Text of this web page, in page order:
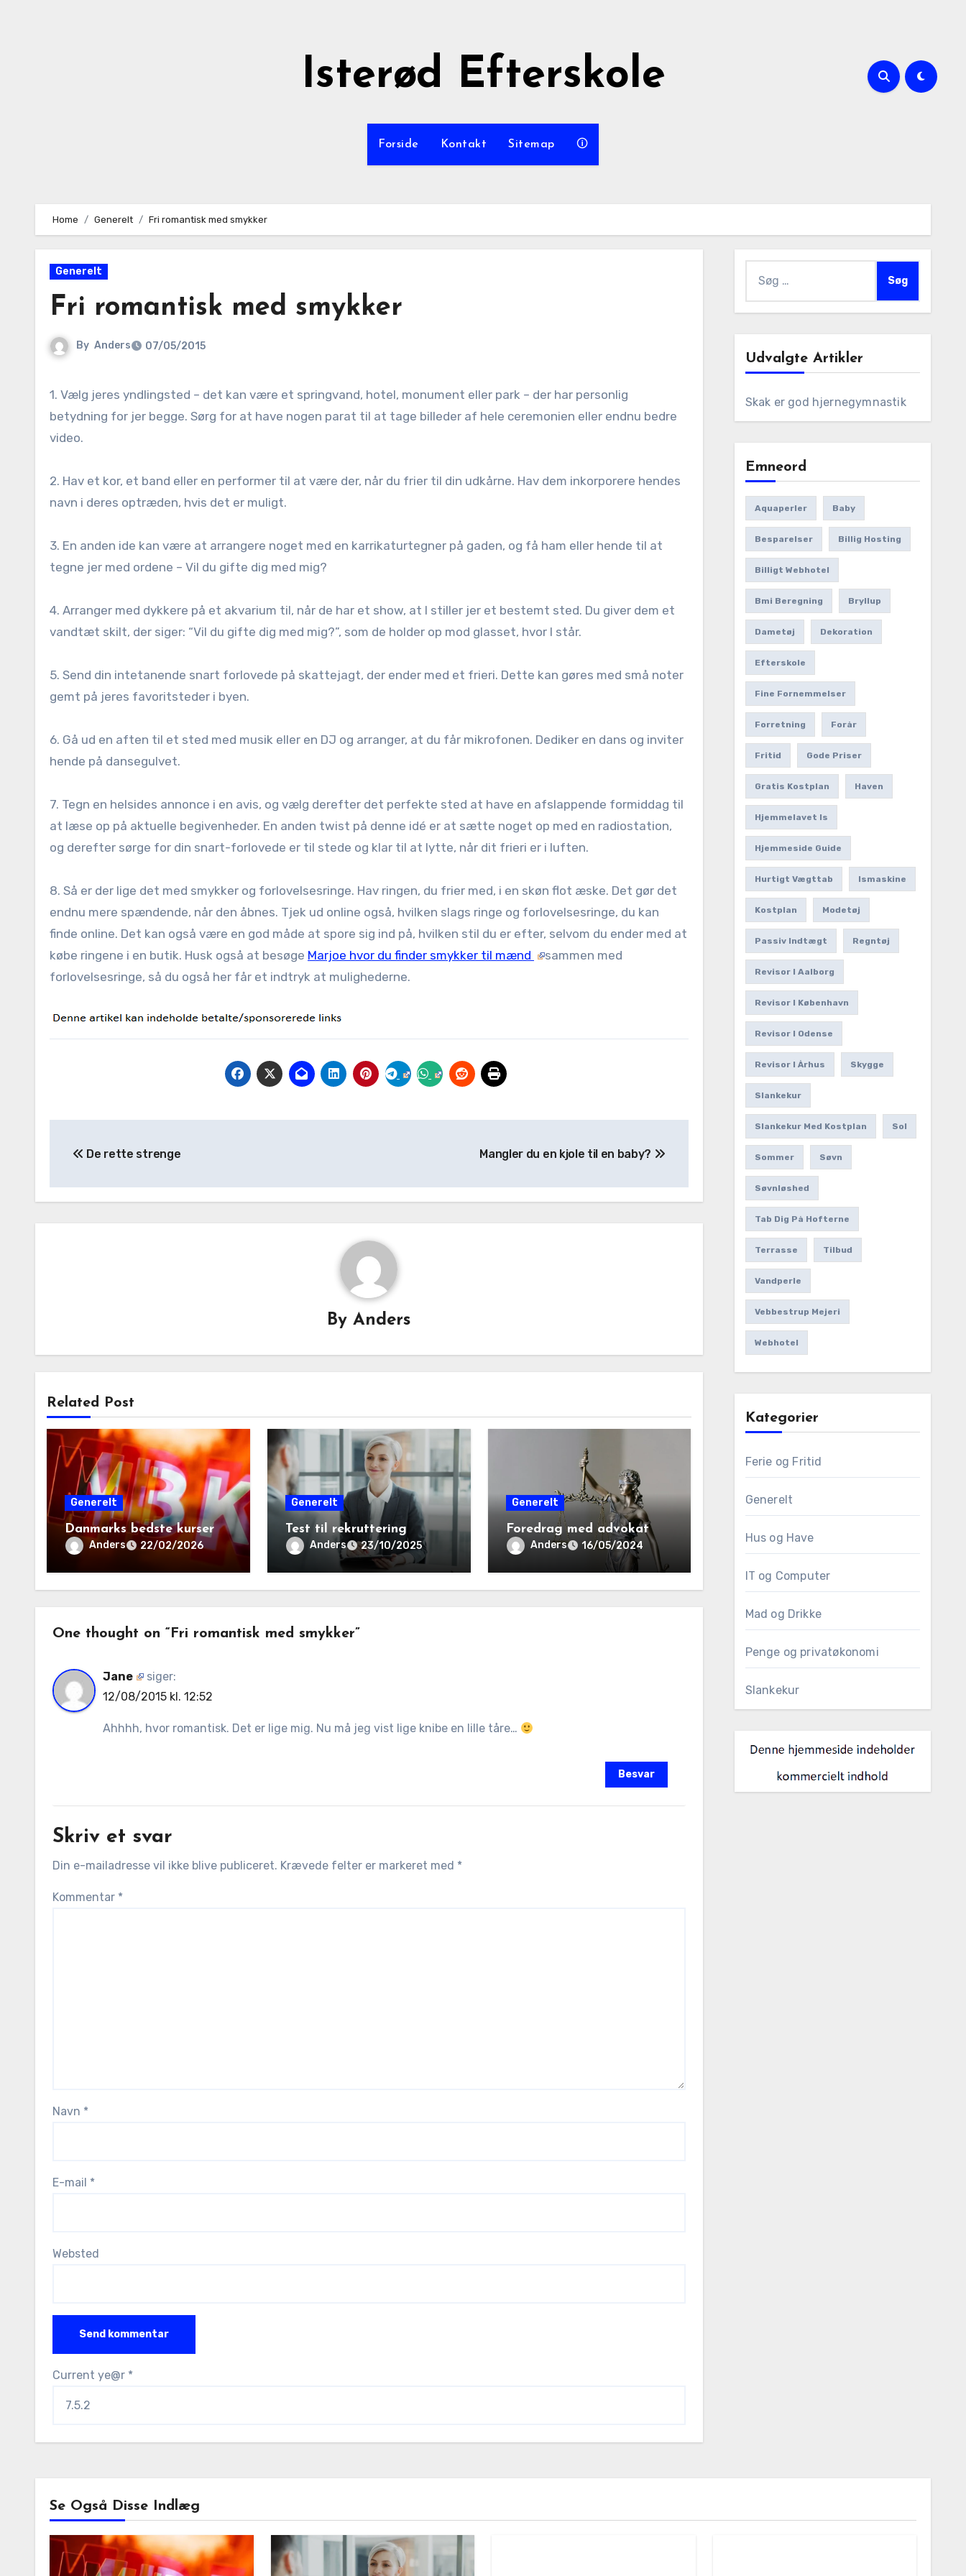
Isterød Efterskole
Forside Kontakt Sitemap 🛈
Home Generelt Fri romantisk med smykker
Generelt
Fri romantisk med smykker
By Anders 07/05/2015
1. Vælg jeres yndlingsted – det kan være et springvand, hotel, monument eller park – der har personlig
betydning for jer begge. Sørg for at have nogen parat til at tage billeder af hele ceremonien eller endnu bedre
video.
2. Hav et kor, et band eller en performer til at være der, når du frier til din udkårne. Hav dem inkorporere hendes
navn i deres optræden, hvis det er muligt.
3. En anden ide kan være at arrangere noget med en karrikaturtegner på gaden, og få ham eller hende til at
tegne jer med ordene – Vil du gifte dig med mig?
4. Arranger med dykkere på et akvarium til, når de har et show, at I stiller jer et bestemt sted. Du giver dem et
vandtæt skilt, der siger: “Vil du gifte dig med mig?”, som de holder op mod glasset, hvor I står.
5. Send din intetanende snart forlovede på skattejagt, der ender med et frieri. Dette kan gøres med små noter
gemt på jeres favoritsteder i byen.
6. Gå ud en aften til et sted med musik eller en DJ og arranger, at du får mikrofonen. Dediker en dans og inviter
hende på dansegulvet.
7. Tegn en helsides annonce i en avis, og vælg derefter det perfekte sted at have en afslappende formiddag til
at læse op på aktuelle begivenheder. En anden twist på denne idé er at sætte noget op med en radiostation,
og derefter sørge for din snart-forlovede er til stede og klar til at lytte, når dit frieri er i luften.
8. Så er der lige det med smykker og forlovelsesringe. Hav ringen, du frier med, i en skøn flot æske. Det gør det
endnu mere spændende, når den åbnes. Tjek ud online også, hvilken slags ringe og forlovelsesringe, du kan
finde online. Det kan også være en god måde at spore sig ind på, hvilken stil du er efter, selvom du ender med at
købe ringene i en butik. Husk også at besøge Marjoe hvor du finder smykker til mænd
sammen med
forlovelsesringe, så du også her får et indtryk at mulighederne.
De rette strenge Mangler du en kjole til en baby?
ByAnders
Related Post
Generelt
Danmarks bedste kurser
Anders 22/02/2026
Generelt
Test til rekruttering
Anders 23/10/2025
Generelt
Foredrag med advokat
Anders 16/05/2024
One thought on “Fri romantisk med smykker”
Jane
siger:
12/08/2015 kl. 12:52
Ahhhh, hvor romantisk. Det er lige mig. Nu må jeg vist lige knibe en lille tåre…
Besvar
Skriv et svar
Din e-mailadresse vil ikke blive publiceret. Krævede felter er markeret med *
Kommentar *
Navn *
E-mail *
Websted
Current ye@r *
efter:
Udvalgte Artikler
Skak er god hjernegymnastik
Emneord
Aquaperler Baby
Besparelser Billig Hosting
Billigt Webhotel
Bmi Beregning Bryllup
Dametøj Dekoration
Efterskole
Fine Fornemmelser
Forretning Forår
Fritid Gode Priser
Gratis Kostplan Haven
Hjemmelavet Is
Hjemmeside Guide
Hurtigt Vægttab Ismaskine
Kostplan Modetøj
Passiv Indtægt Regntøj
Revisor I Aalborg
Revisor I København
Revisor I Odense
Revisor I Århus Skygge
Slankekur
Slankekur Med Kostplan Sol
Sommer Søvn
Søvnløshed
Tab Dig På Hofterne
Terrasse Tilbud
Vandperle
Vebbestrup Mejeri
Webhotel
Kategorier
Ferie og Fritid
Generelt
Hus og Have
IT og Computer
Mad og Drikke
Penge og privatøkonomi
Slankekur
Se Også Disse Indlæg